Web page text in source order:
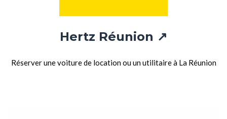
Hertz Réunion ↗
Réserver une voiture de location ou un utilitaire à La Réunion